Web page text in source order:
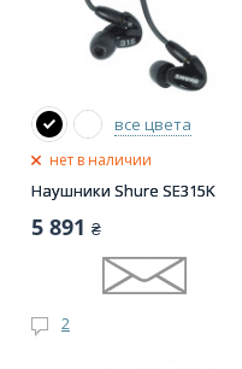
все цвета
нет в наличии
Наушники Shure SE315K
5 891 ₴
2